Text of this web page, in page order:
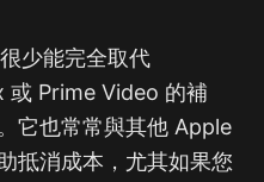
少能完全取代
Prime Video 的補
它也常常與其他 Apple
抵消成本，尤其如果您